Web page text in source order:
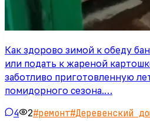
Как здорово зимой к обеду
или подать к жареной
заботливо приготовленную
помидорного сезона.…
4 2#ремонт#Деревенский